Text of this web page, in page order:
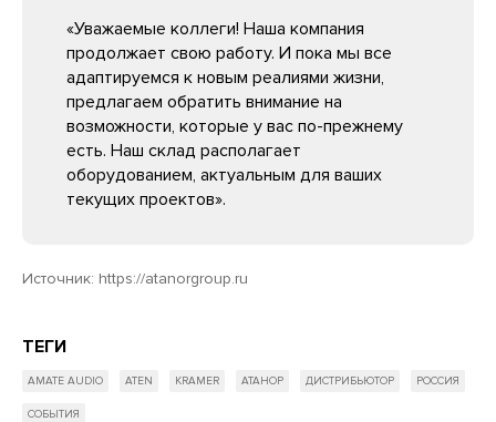
«Уважаемые коллеги! Наша компания
продолжает свою работу. И пока мы все
адаптируемся к новым реалиями жизни,
предлагаем обратить внимание на
возможности, которые у вас по-прежнему
есть. Наш склад располагает
оборудованием, актуальным для ваших
текущих проектов».
Источник: https://atanorgroup.ru
ТЕГИ
AMATE AUDIO ATEN KRAMER АТАНОР ДИСТРИБЬЮТОР РОССИЯ
СОБЫТИЯ